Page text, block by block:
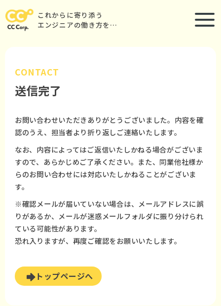
これからに寄り添う
エンジニアの働き方を…
送信完了
CONTACT
お問い合わせいただきありがとうございました。内容を確
認のうえ、担当者より折り返しご連絡いたします。
なお、内容によってはご返信いたしかねる場合がございま
すので、あらかじめご了承ください。また、同業他社様か
らのお問い合わせには対応いたしかねることがございま
す。
※確認メールが届いていない場合は、メールアドレスに誤
りがあるか、メールが迷惑メールフォルダに振り分けられ
ている可能性があります。
恐れ入りますが、再度ご確認をお願いいたします。
トップページへ